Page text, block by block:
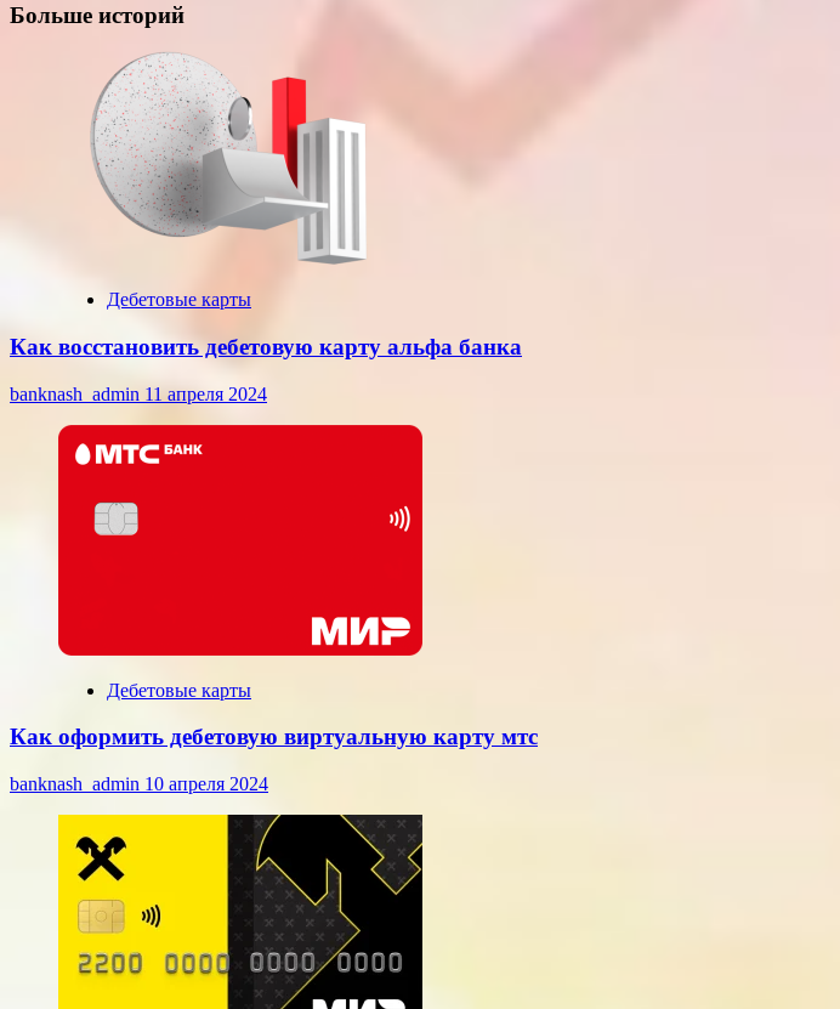
Больше историй
Дебетовые карты
Как восстановить дебетовую карту альфа банка
banknash_admin 11 апреля 2024
Дебетовые карты
Как оформить дебетовую виртуальную карту мтс
banknash_admin 10 апреля 2024